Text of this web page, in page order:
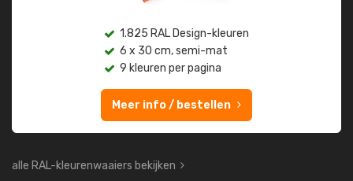
1.825 RAL Design-kleuren
6 x 30 cm, semi-mat
9 kleuren per pagina
Meer info / bestellen
alle RAL-kleurenwaaiers bekijken